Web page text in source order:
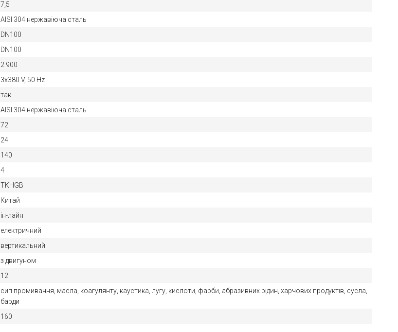
7,5
AISI 304 нержавіюча сталь
DN100
DN100
2 900
3х380 V, 50 Hz
так
AISI 304 нержавіюча сталь
72
24
140
4
TKHGB
Китай
ін-лайн
електричний
вертикальний
з двигуном
12
сип промивання, масла, коагулянту, каустика, лугу, кислоти, фарби, абразивних рідин, харчових продуктів, сусла,
барди
160